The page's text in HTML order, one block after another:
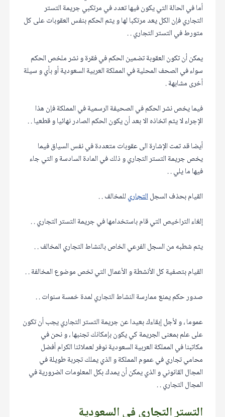
أما في الحالة التي يكون فيها تعدد في مرتكبي جريمة التستر
التجاري فإن الكل يعد مرتكبا لها و يثم الحكم بنفس العقوبات على كل
متورط في التستر التجاري . .
يمكن أن تكون العقوبة تضمين الحكم في فقرة و نشر ملخص الحكم
سواء في الصحف المحلية في المملكة العربية السعودية أو بأي و سيلة
أخرى مشابهة .
فيما يخص نشر الحكم في الصحيفة الرسمية في المملكة فإن هذا
الإجراء لا يثم اتخاذه الا بعد أن يكون الحكم الصادر نهائيا و قطعيا . .
أيضا قد تمت الإشارة الى عقوبات متعددة في نفس السياق فيما
يخص جريمة التستر التجاري و ذلك في المادة السادسة و التي جاء
فيها ما يلي . .
القيام بحذف السجلالتجاريللمخالف . .
إلغاء التراخيص التي قام باستخدامها في جريمة التستر التجاري . .
يثم شطبه من السجل الفرعي الخاص بالنشاط التجاري المخالف . .
القيام بتصفية كل الأنشطة و الأعمال التي تخص موضوع المخالفة . .
صدور حكم يمنع ممارسة النشاط التجاري لمدة خمسة سنوات . .
عموما ، و لأجل إبقاءك بعيدا عن جريمة التستر التجاري يجب أن تكون
على علم بمعنى الجريمة كي يكون بإمكانك تجنبها ، و نحن في
مكاتبنا في المملكة العربية السعودية نوفر لعملائنا الكرام أفضل
محامي تجاري في عموم المملكة و الذي يملك تجربة طويلة في
المجال القانوني و الذي يمكن أن يمدك بكل المعلومات الضرورية في
المجال التجاري . .
التستر التجاري في السعودية